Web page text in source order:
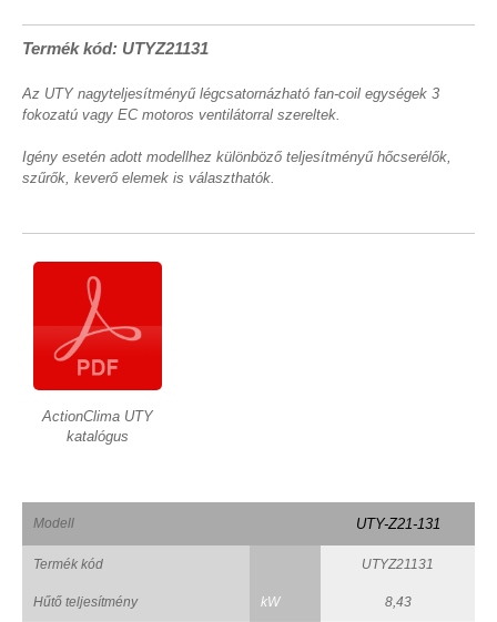
Termék kód: UTYZ21131
Az UTY nagyteljesítményű légcsatornázható fan-coil egységek 3
fokozatú vagy EC motoros ventilátorral szereltek.
Igény esetén adott modellhez különböző teljesítményű hőcserélők,
szűrők, keverő elemek is választhatók.
ActionClima UTY
katalógus
Modell UTY-Z21-131
Termék kód UTYZ21131
Hűtő teljesítmény kW 8,43